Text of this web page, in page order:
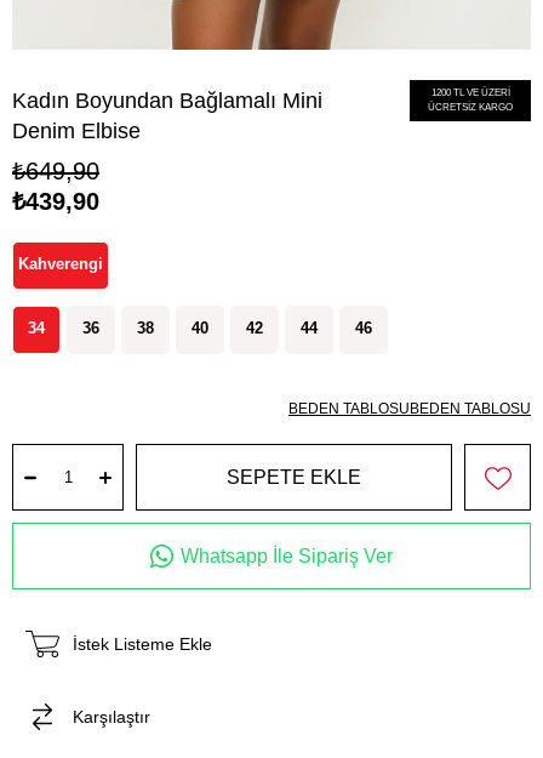
Kadın Boyundan Bağlamalı Mini
Denim Elbise
1200 TL VE ÜZERİ
ÜCRETSİZ KARGO
₺649,90
₺439,90
Kahverengi
34 36 38 40 42 44 46
BEDEN TABLOSU
BEDEN TABLOSU
Whatsapp İle Sipariş Ver
İstek Listeme Ekle
Karşılaştır